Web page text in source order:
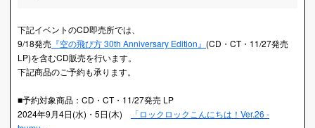
下記イベントのCD即売所では、
9/18発売 『空の飛び方 30th Anniversary Edition』 (CD・CT・11/27発売
LP)を含むCD販売を行います。
下記商品のご予約も承ります。
■予約対象商品：CD・CT・11/27発売 LP
2024年9月4日(水)・5日(木)
「ロックロックこんにちは！Ver.26 -